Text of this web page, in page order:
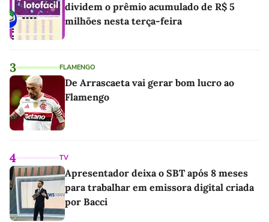
dividem o prêmio acumulado de R$ 5
milhões nesta terça-feira
3 FLAMENGO
De Arrascaeta vai gerar bom lucro ao
Flamengo
4 TV
Apresentador deixa o SBT após 8 meses
para trabalhar em emissora digital criada
por Bacci